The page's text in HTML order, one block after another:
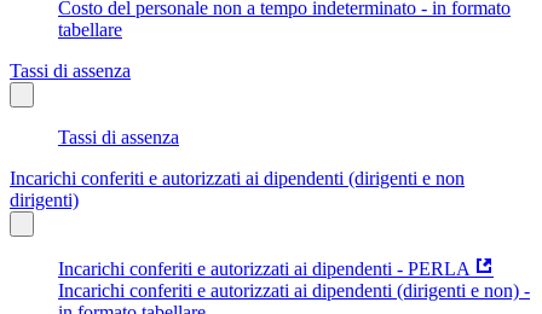
Costo del personale non a tempo indeterminato - in formato
tabellare
Tassi di assenza
Tassi di assenza
Incarichi conferiti e autorizzati ai dipendenti (dirigenti e non
dirigenti)
Incarichi conferiti e autorizzati ai dipendenti - PERLA
Incarichi conferiti e autorizzati ai dipendenti (dirigenti e non) -